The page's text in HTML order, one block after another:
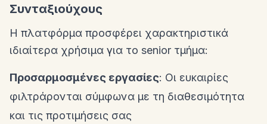
Συνταξιούχους
Η πλατφόρμα προσφέρει χαρακτηριστικά
ιδιαίτερα χρήσιμα για το senior τμήμα:
Προσαρμοσμένες εργασίες: Οι ευκαιρίες
φιλτράρονται σύμφωνα με τη διαθεσιμότητα
και τις προτιμήσεις σας